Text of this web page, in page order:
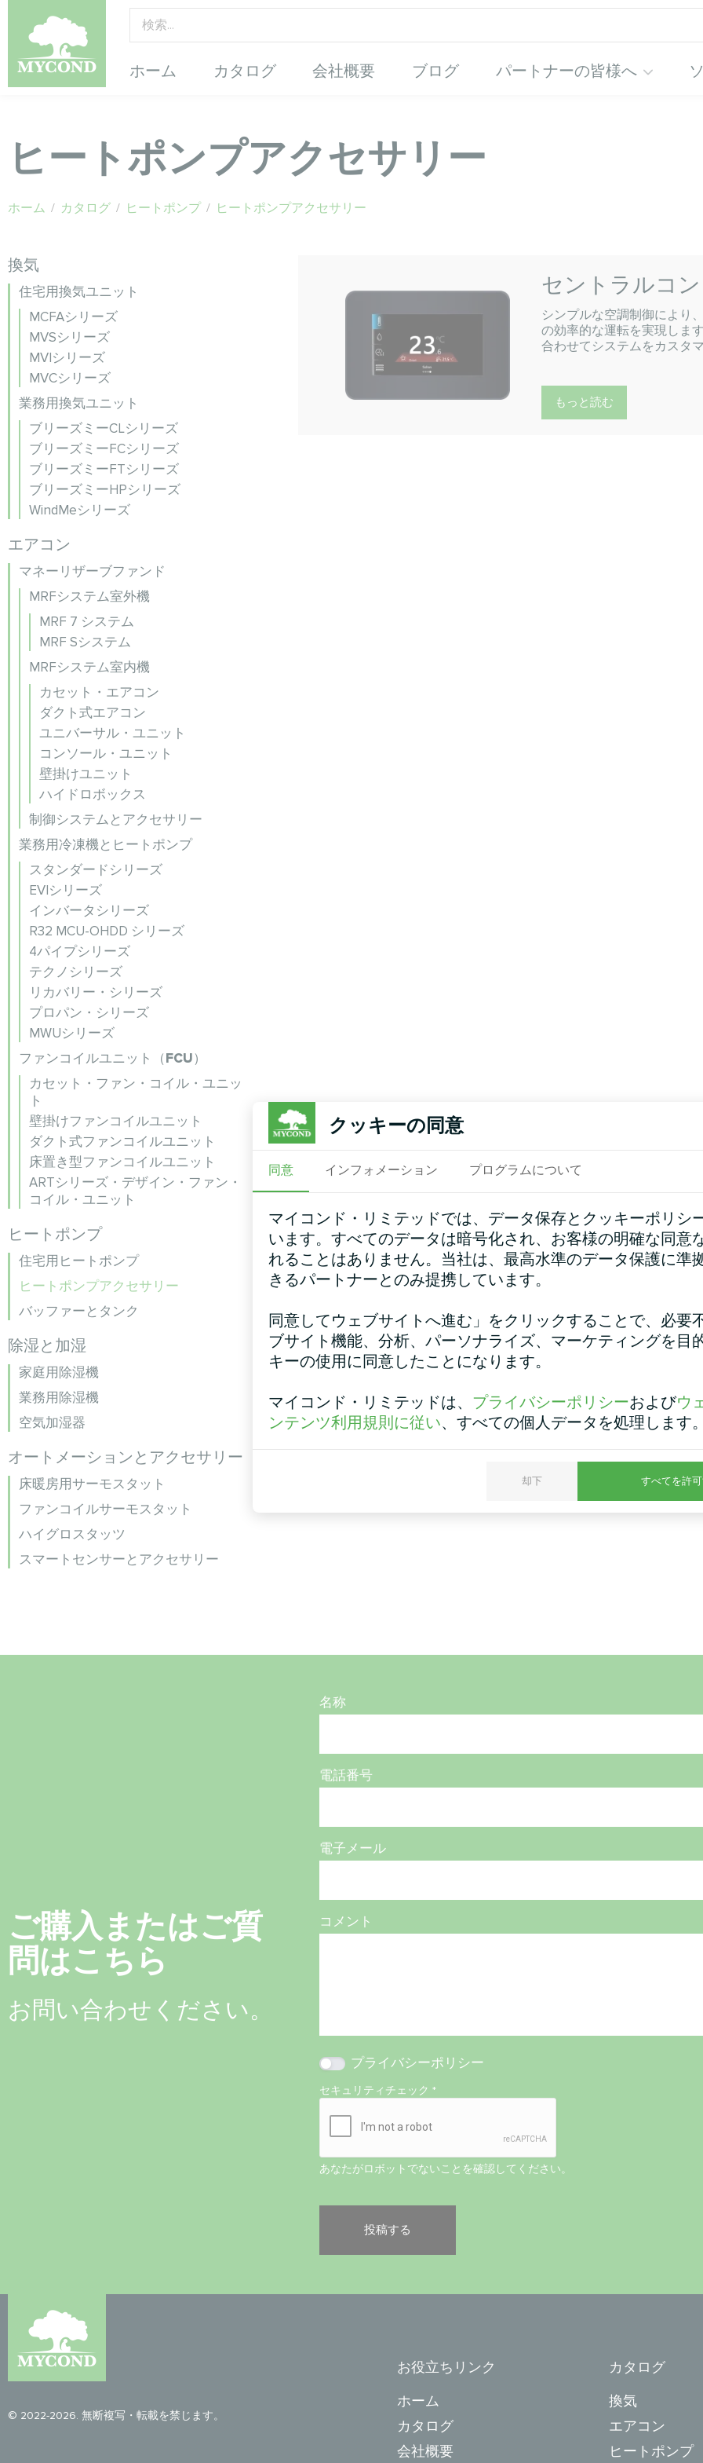
ホーム カタログ 会社概要 ブログ パートナーの皆様へ
ヒートポンプアクセサリー
ホーム / カタログ / ヒートポンプ / ヒートポンプアクセサリー
換気
住宅用換気ユニット
MCFAシリーズ
MVSシリーズ
MVIシリーズ
MVCシリーズ
業務用換気ユニット
ブリーズミーCLシリーズ
ブリーズミーFCシリーズ
ブリーズミーFTシリーズ
ブリーズミーHPシリーズ
WindMeシリーズ
エアコン
マネーリザーブファンド
MRFシステム室外機
MRF 7 システム
MRF Sシステム
MRFシステム室内機
カセット・エアコン
ダクト式エアコン
ユニバーサル・ユニット
コンソール・ユニット
壁掛けユニット
ハイドロボックス
制御システムとアクセサリー
業務用冷凍機とヒートポンプ
スタンダードシリーズ
EVIシリーズ
インバータシリーズ
R32 MCU-OHDD シリーズ
4パイプシリーズ
テクノシリーズ
リカバリー・シリーズ
プロパン・シリーズ
MWUシリーズ
ファンコイルユニット（FCU）
カセット・ファン・コイル・ユニッ
ト
壁掛けファンコイルユニット
ダクト式ファンコイルユニット
床置き型ファンコイルユニット
ARTシリーズ・デザイン・ファン・
コイル・ユニット
ヒートポンプ
住宅用ヒートポンプ
ヒートポンプアクセサリー
バッファーとタンク
除湿と加湿
家庭用除湿機
業務用除湿機
空気加湿器
オートメーションとアクセサリー
床暖房用サーモスタット
ファンコイルサーモスタット
ハイグロスタッツ
スマートセンサーとアクセサリー
セントラルコ
シンプルな空調制御により
の効率的な運転を実現しま
合わせてシステムをカスタ
もっと読む
ご購入またはご質
問はこちら
お問い合わせください。
名称
電話番号
電子メール
コメント
プライバシーポリシー
セキュリティチェック*
あなたがロボットでないことを確認してください。
© 2022-2026. 無断複写・転載を禁じます。
お役立ちリンク
ホーム
カタログ
会社概要
カタログ
換気
エアコン
ヒートポンプ
クッキーの同意
同意 インフォメーション プログラムについて
マイコンド・リミテッドでは、データ保存とクッキーポリシ
います。すべてのデータは暗号化され、お客様の明確な同意
れることはありません。当社は、最高水準のデータ保護に準
きるパートナーとのみ提携しています。
同意してウェブサイトへ進む」をクリックすることで、必要
ブサイト機能、分析、パーソナライズ、マーケティングを目
キーの使用に同意したことになります。
マイコンド・リミテッドは、 プライバシーポリシーおよびウ
ンテンツ利用規則に従い、すべての個人データを処理します
却下 すべてを許